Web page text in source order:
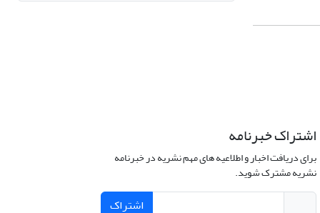
اشتراک خبرنامه
برای دریافت اخبار و اطلاعیه های مهم نشریه در خبرنامه
نشریه مشترک شوید.
اشتراک